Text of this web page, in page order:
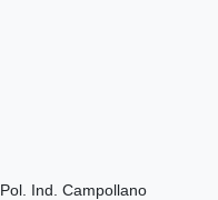
Pol. Ind. Campollano